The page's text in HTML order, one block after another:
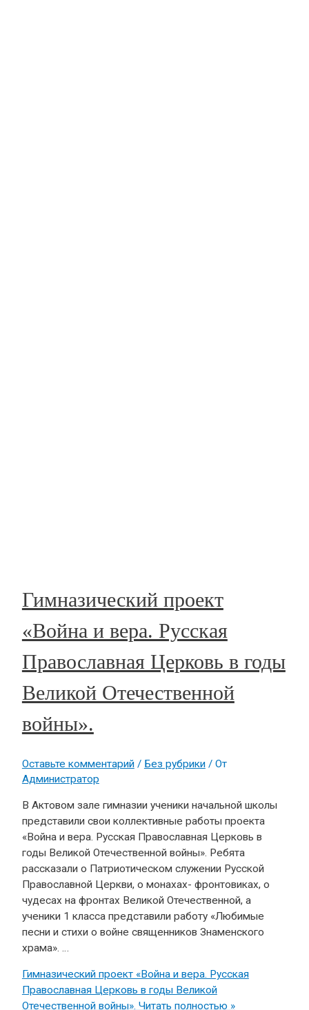
Гимназический проект
«Война и вера. Русская
Православная Церковь в годы
Великой Отечественной
войны».
Оставьте комментарий / Без рубрики/ От
Администратор
В Актовом зале гимназии ученики начальной школы
представили свои коллективные работы проекта
«Война и вера. Русская Православная Церковь в
годы Великой Отечественной войны». Ребята
рассказали о Патриотическом служении Русской
Православной Церкви, о монахах- фронтовиках, о
чудесах на фронтах Великой Отечественной, а
ученики 1 класса представили работу «Любимые
песни и стихи о войне священников Знаменского
храма». …
Гимназический проект «Война и вера. Русская
Православная Церковь в годы Великой
Отечественной войны». Читать полностью »